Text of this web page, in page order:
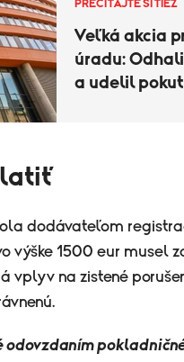
PREČÍTAJTE SI TIEŽ
Veľká akcia
úradu:
a udelil
dodávateľom
výške 1500 eur musel
vplyv na zistené
odovzdaním